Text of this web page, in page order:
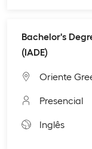
Bachelor's
(IADE)
Oriente
Presencial
Inglês